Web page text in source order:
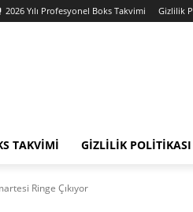
2026 Yılı Profesyonel Boks Takvimi Gizlilik
TAKVIMI GIZLILIK POLITIKASI
Ringe Çıkıyor